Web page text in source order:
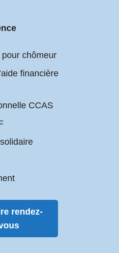
chômeur
financière
CCAS
rendez-